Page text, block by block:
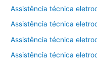
Assistência técnica
Assistência técnica
Assistência técnica
Assistência técnica